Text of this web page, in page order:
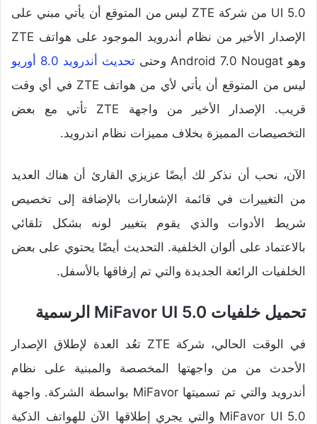
UI 5.0 من شركة ZTE ليس من المتوقع أن يأتي مبني على
الإصدار الأخير من نظام أندرويد الموجود على هواتف ZTE
وهو Android 7.0 Nougat وحتى
تحديث أندرويد 8.0 أوريو
ليس من المتوقع أن يأتي لأي من هواتف ZTE في أي وقت
قريب. الإصدار الأخير من واجهة ZTE تأتي مع بعض
التخصيصات المميزة بخلاف مميزات نظام اندرويد.
الآن، نحب أن نذكر لك أيضًا عزيزي القارئ أن هناك العديد
من التغييرات في قائمة الإشعارات بالإضافة إلى تخصيص
شريط الأدوات والذي يقوم بتغيير لونه بشكل تلقائي
بالاعتماد على ألوان الخلفية. التحديث أيضًا يحتوي على بعض
الخلفيات الرائعة الجديدة والتي تم إرفاقها بالأسفل.
تحميل خلفيات MiFavor UI 5.0 الرسمية
في الوقت الحالي، شركة ZTE تعُد العدة لإطلاق الإصدار
الأحدث من من واجهتها المخصصة والمبنية على نظام
أندرويد والتي تم تسميتها MiFavor بواسطة الشركة. واجهة
MiFavor UI 5.0 والتي يجري إطلاقها الآن للهواتف الذكية